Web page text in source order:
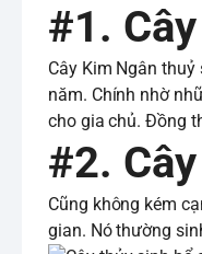
#1.
Cây Kim Ngân
năm. Chính nhờ
cho gia chủ. Đồng
#2.
Cũng không kém
gian. Nó thường